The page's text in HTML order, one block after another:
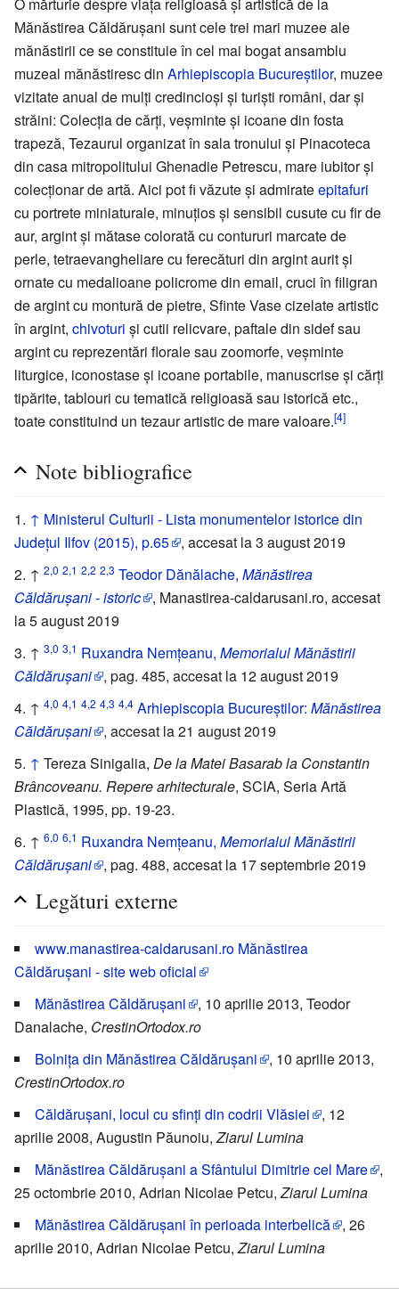
Mănăstirea Căldărușani sunt cele trei mari muzee ale
mănăstirii ce se constituie în cel mai bogat ansamblu
muzeal mănăstiresc din Arhiepiscopia Bucureștilor, muzee
vizitate anual de mulți credincioși și turiști români, dar și
străini: Colecția de cărți, veșminte și icoane din fosta
trapeză, Tezaurul organizat în sala tronului și Pinacoteca
din casa mitropolitului Ghenadie Petrescu, mare iubitor și
colecționar de artă. Aici pot fi văzute și admirateepitafuri
cu portrete miniaturale, minuțios și sensibil cusute cu fir de
aur, argint și mătase colorată cu contururi marcate de
perle, tetraevangheliare cu ferecături din argint aurit și
ornate cu medalioane policrome din email, cruci în filigran
de argint cu montură de pietre, Sfinte Vase cizelate artistic
în argint, chivoturi și cutii relicvare, paftale din sidef sau
argint cu reprezentări florale sau zoomorfe, veșminte
liturgice, iconostase și icoane portabile, manuscrise și cărți
tipărite, tablouri cu tematică religioasă sau istorică etc.,
toate constituind un tezaur artistic de mare valoare.[4]
Note bibliografice
↑ Ministerul Culturii - Lista monumentelor istorice din
Județul Ilfov (2015), p.65
, accesat la 3 august 2019
↑ 2,0 2,1 2,2 2,3 Teodor Dănălache, Mănăstirea
Căldărușani - istoric
, Manastirea-caldarusani.ro, accesat
la 5 august 2019
↑ 3,0 3,1 Ruxandra Nemțeanu, Memorialul Mănăstirii
Căldărușani
, pag. 485, accesat la 12 august 2019
↑ 4,0 4,1 4,2 4,3 4,4 Arhiepiscopia Bucureștilor: Mănăstirea
Căldărușani
, accesat la 21 august 2019
↑ Tereza Sinigalia, De la Matei Basarab la Constantin
Brâncoveanu. Repere arhitecturale, SCIA, Seria Artă
Plastică, 1995, pp. 19-23.
↑ 6,0 6,1 Ruxandra Nemțeanu, Memorialul Mănăstirii
Căldărușani
, pag. 488, accesat la 17 septembrie 2019
Legături externe
www.manastirea-caldarusani.ro Mănăstirea
Căldărușani - site web oficial
Mănăstirea Căldărușani
, 10 aprilie 2013, Teodor
Danalache, CrestinOrtodox.ro
Bolnița din Mănăstirea Căldărușani
, 10 aprilie 2013,
CrestinOrtodox.ro
Căldărușani, locul cu sfinți din codrii Vlăsiei
, 12
aprilie 2008, Augustin Păunoiu,Ziarul Lumina
Mănăstirea Căldărușani a Sfântului Dimitrie cel Mare
,
25 octombrie 2010, Adrian Nicolae Petcu,Ziarul Lumina
Mănăstirea Căldărușani în perioada interbelică
, 26
aprilie 2010, Adrian Nicolae Petcu,Ziarul Lumina